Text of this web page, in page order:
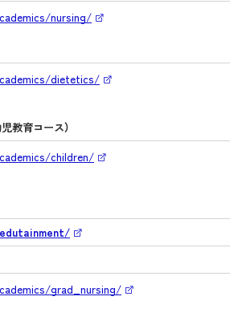
nursing/
dietetics/
教育コース）
children/
grad_nursing/